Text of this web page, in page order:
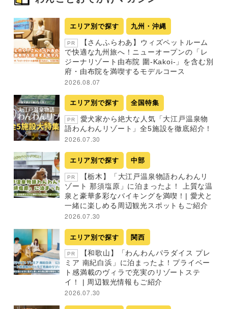
エリア別で探す 九州・沖縄
PR
【さんふらわあ】ウィズペットルーム
で快適な九州旅へ！ニューオープンの「レ
ジーナリゾート由布院 圍-Kakoi-」を含む別
府・由布院を満喫するモデルコース
2026.08.07
エリア別で探す 全国特集
PR
愛犬家から絶大な人気「大江戸温泉物
語わんわんリゾート」全5施設を徹底紹介！
2026.07.30
エリア別で探す 中部
PR
【栃木】「大江戸温泉物語わんわんリ
ゾート 那須塩原」に泊まったよ！ 上質な温
泉と豪華多彩なバイキングを満喫！| 愛犬と
一緒に楽しめる周辺観光スポットもご紹介
2026.07.30
エリア別で探す 関西
PR
【和歌山】「わんわんパラダイス プレ
ミア 南紀白浜」に泊まったよ！プライベー
ト感満載のヴィラで充実のリゾートステ
イ！ | 周辺観光情報もご紹介
2026.07.30